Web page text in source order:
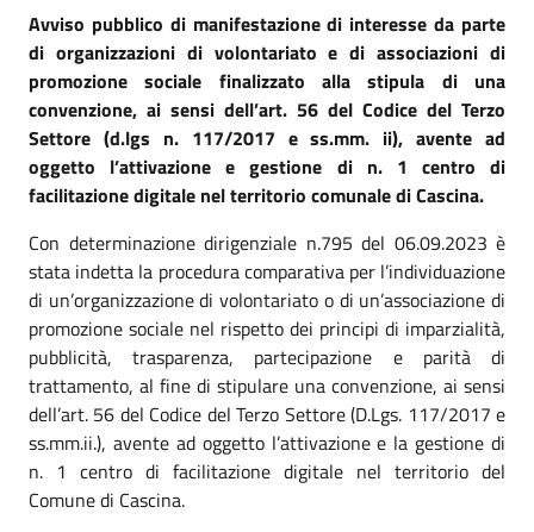
Avviso pubblico di manifestazione di interesse da parte
di organizzazioni di volontariato e di associazioni di
promozione sociale finalizzato alla stipula di una
convenzione, ai sensi dell’art. 56 del Codice del Terzo
Settore (d.lgs n. 117/2017 e ss.mm. ii), avente ad
oggetto l’attivazione e gestione di n. 1 centro di
facilitazione digitale nel territorio comunale di Cascina.
Con determinazione dirigenziale n.795 del 06.09.2023 è
stata indetta la procedura comparativa per l’individuazione
di un’organizzazione di volontariato o di un’associazione di
promozione sociale nel rispetto dei principi di imparzialità,
pubblicità, trasparenza, partecipazione e parità di
trattamento, al fine di stipulare una convenzione, ai sensi
dell’art. 56 del Codice del Terzo Settore (D.Lgs. 117/2017 e
ss.mm.ii.), avente ad oggetto l’attivazione e la gestione di
n. 1 centro di facilitazione digitale nel territorio del
Comune di Cascina.